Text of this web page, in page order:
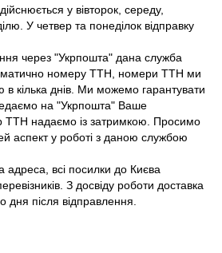
у вівторок, середу,
У четвер та понеділок відправку
через "Укрпошта" дана служба
номеру ТТН, номери ТТН ми
в кілька днів. Ми можемо гарантувати
на "Укрпошта" Ваше
ТТН надаємо із затримкою. Просимо
аспект у роботі з даною службою
всі посилки до Києва
З досвіду роботи доставка
дня після відправлення.